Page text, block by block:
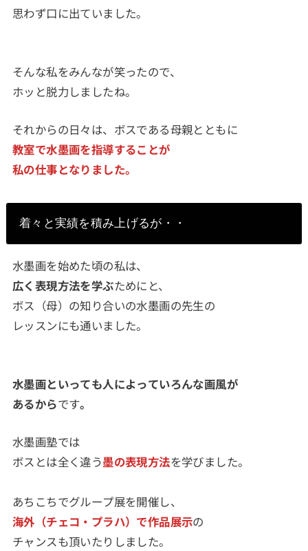
思わず口に出ていました。
そんな私をみんなが笑ったので、
ホッと脱力しましたね。
それからの日々は、ボスである母親とともに
教室で水墨画を指導することが
私の仕事となりました。
着々と実績を積み上げるが・・
水墨画を始めた頃の私は、
広く表現方法を学ぶためにと、
ボス（母）の知り合いの水墨画の先生の
レッスンにも通いました。
水墨画といっても人によっていろんな画風が
あるからです。
水墨画塾では
ボスとは全く違う墨の表現方法を学びました。
あちこちでグループ展を開催し、
海外（チェコ・プラハ）で作品展示の
チャンスも頂いたりしました。